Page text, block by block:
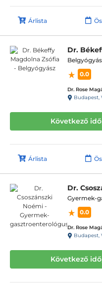
Árlista
Dr.
0.0
Dr. Rose
Budapest, V.
Következő
Árlista
Dr.
Gyermek-
0.0
Dr. Rose
Budapest, V.
Következő